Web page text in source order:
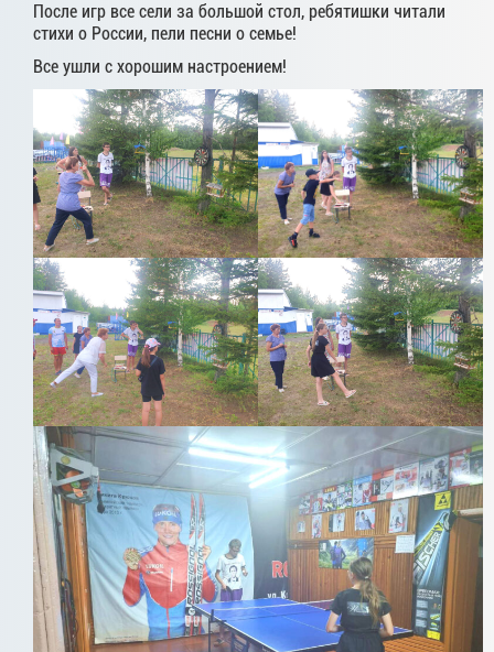
После игр все сели за большой стол, ребятишки читали
стихи о России, пели песни о семье!
Все ушли с хорошим настроением!